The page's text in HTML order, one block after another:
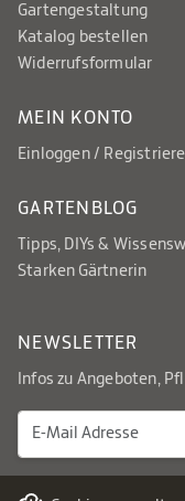
Gartengestaltung
Katalog bestellen
Widerrufsformular
MEIN KONTO
Einloggen /
GARTENBLOG
Tipps, DIYs &
Starken Gärtnerin
NEWSLETTER
Infos zu Angeboten,